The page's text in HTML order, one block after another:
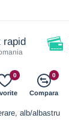
rapid
0
Compara
0
alb/albastru